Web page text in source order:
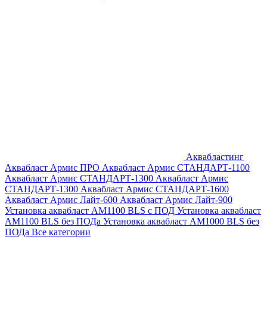
Аквабластинг
Аквабласт Армис ПРО Аквабласт Армис СТАНДАРТ-1100
Аквабласт Армис СТАНДАРТ-1300 Аквабласт Армис
СТАНДАРТ-1300 Аквабласт Армис СТАНДАРТ-1600
Аквабласт Армис Лайт-600 Аквабласт Армис Лайт-900
Установка аквабласт AM1100 BLS с ПОД Установка аквабласт
AM1100 BLS без ПОДа Установка аквабласт AM1000 BLS без
ПОДа Все категории